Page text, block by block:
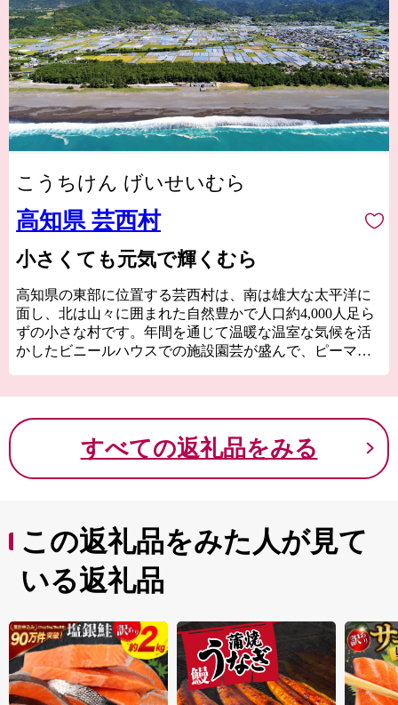
こうちけん げいせいむら
高知県 芸西村
小さくても元気で輝くむら
高知県の東部に位置する芸西村は、南は雄大な太平洋に
面し、北は山々に囲まれた自然豊かで人口約4,000人足ら
ずの小さな村です。年間を通じて温暖な温室な気候を活
かしたビニールハウスでの施設園芸が盛んで、ピーマン
るゴルフ場、「黒潮カントリークラブ」「土佐カントリ
ークラブ」の２つがあるゴルフの村でもあります。
すべての返礼品をみる
この返礼品をみた人が見て
いる返礼品